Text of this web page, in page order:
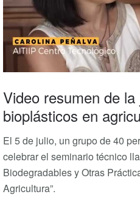
Video resumen de
bioplásticos en
El 5 de julio, un grupo de 40
celebrar el seminario técnico
Biodegradables y Otras
Agricultura”.